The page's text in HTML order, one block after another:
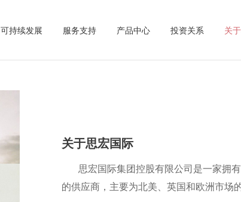
可持续发展 服务支持 产品中心 投资关系 关
关于思宏国际
思宏国际集团控股有限公司是一家拥
的供应商，主要为北美、英国和欧洲市场